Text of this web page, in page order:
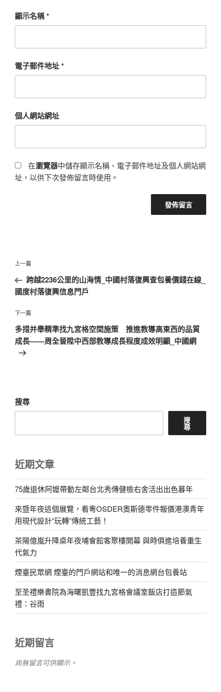
顯示名稱*
電子郵件地址*
個人網站網址
在瀏覽器中儲存顯示名稱、電子郵件地址及個人網站網
址，以供下次發佈留言時使用。
文
導
覽
上
一
篇
章
上一篇
跨越2236公里的山海情_中國村落復興查包養價錢在線_
國度村落復興信息門戶
下
一
篇
文
下一篇
多措并舉精準找九宮格空間施策 推進教導高東西的品質
成長——周全晉陞中西部教導成長程度成效明顯_中國網
搜尋
搜
尋
近期文章
75歲退休阿嬤帶動左鄰台北秀傳健檢右舍活出出色暮年
來暨年夜這個展覽，看粵OSDER奧斯德零件報價港澳青年
用現代設計“玩轉”傳統工藝！
茶陽億嵐升降桌年夜埔會館客聚樓開幕 與時俱進培養重生
代氣力
煙臺民眾網 煙臺的門戶網站和唯一的消息網台包養站
至圣禮樂書院為海曙凱豐找九宮格會議室飯店打造節氣
禮：谷雨
近期留言
尚無留言可供顯示。